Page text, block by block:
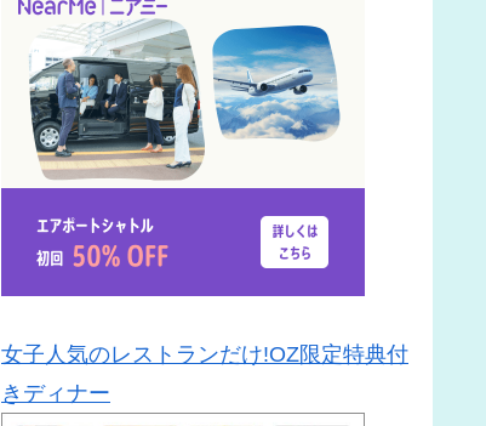
女子人気のレストランだけ!OZ限定特典付
きディナー